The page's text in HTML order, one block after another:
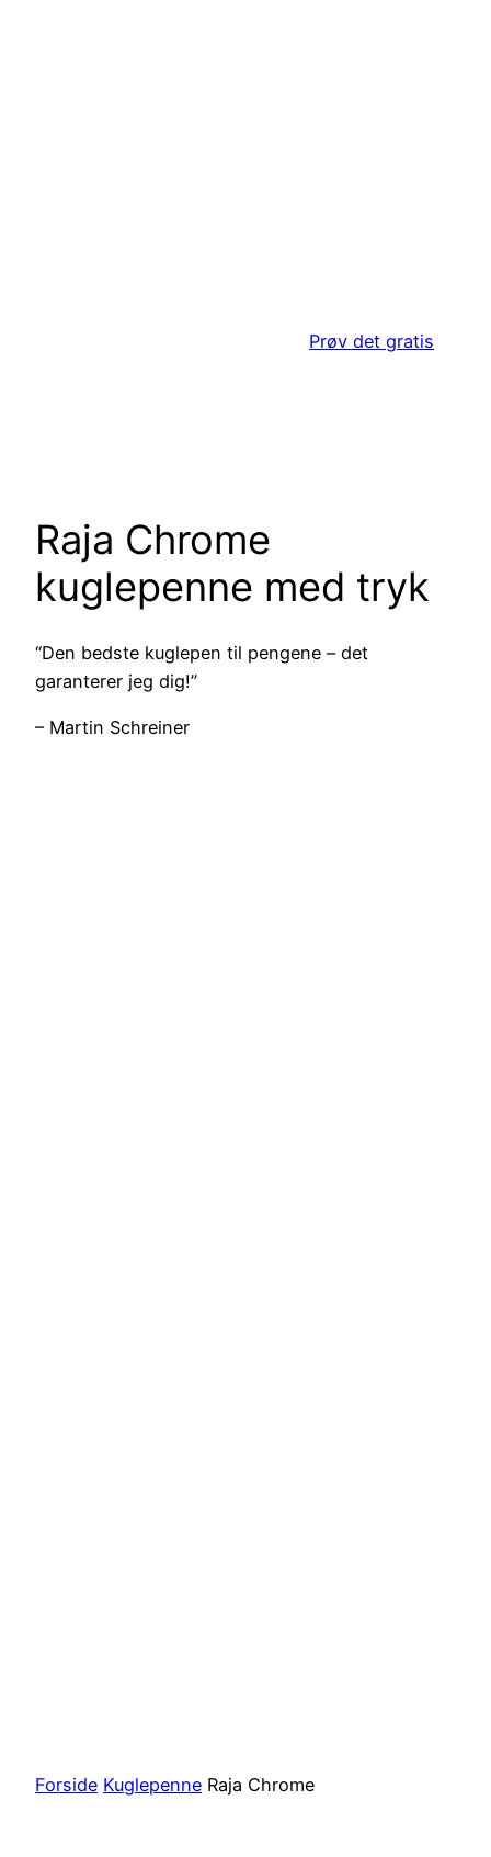
Prøv det gratis
Raja Chrome
kuglepenne med tryk
“Den bedste kuglepen til pengene – det
garanterer jeg dig!”
– Martin Schreiner
Forside Kuglepenne Raja Chrome